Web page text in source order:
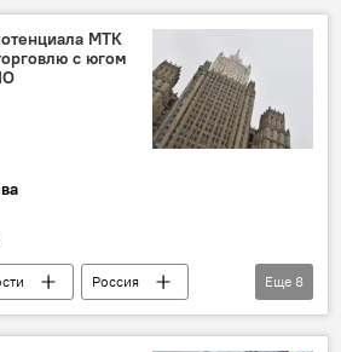
морской торговый порт
МТК
с югом
Россия
Еще 8